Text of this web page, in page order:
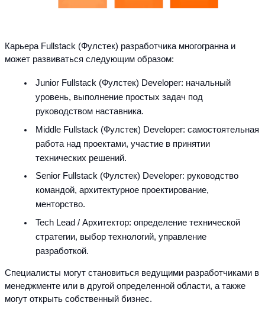
Карьера Fullstack (Фулстек) разработчика многогранна и
может развиваться следующим образом:
Junior Fullstack (Фулстек) Developer: начальный
уровень, выполнение простых задач под
руководством наставника.
Middle Fullstack (Фулстек) Developer: самостоятельная
работа над проектами, участие в принятии
технических решений.
Senior Fullstack (Фулстек) Developer: руководство
командой, архитектурное проектирование,
менторство.
Tech Lead / Архитектор: определение технической
стратегии, выбор технологий, управление
разработкой.
Специалисты могут становиться ведущими разработчиками в
менеджменте или в другой определенной области, а также
могут открыть собственный бизнес.